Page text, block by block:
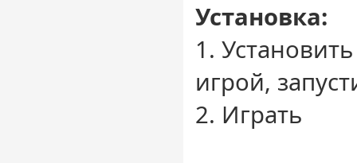
Установка:
1.
игрой,
2. Играть